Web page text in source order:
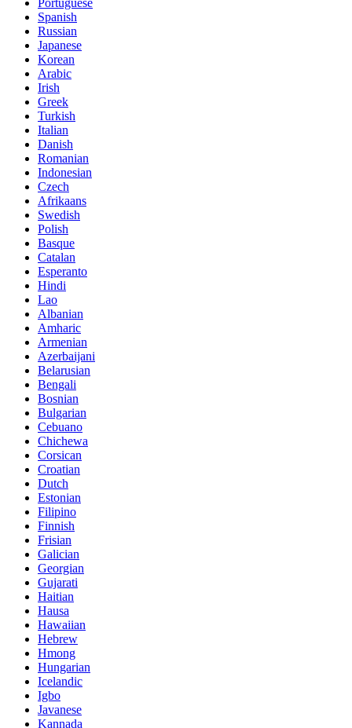
Spanish
Russian
Japanese
Korean
Arabic
Irish
Greek
Turkish
Italian
Danish
Romanian
Indonesian
Czech
Afrikaans
Swedish
Polish
Basque
Catalan
Esperanto
Hindi
Lao
Albanian
Amharic
Armenian
Azerbaijani
Belarusian
Bengali
Bosnian
Bulgarian
Cebuano
Chichewa
Corsican
Croatian
Dutch
Estonian
Filipino
Finnish
Frisian
Galician
Georgian
Gujarati
Haitian
Hausa
Hawaiian
Hebrew
Hmong
Hungarian
Icelandic
Igbo
Javanese
Kannada